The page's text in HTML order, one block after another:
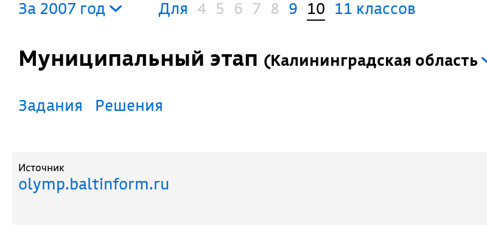
За 2007 год Для 4 5 6 7 8 9 10 11 классов
Муниципальный этап (Калининградская область
Задания Решения
Источник
olymp.baltinform.ru